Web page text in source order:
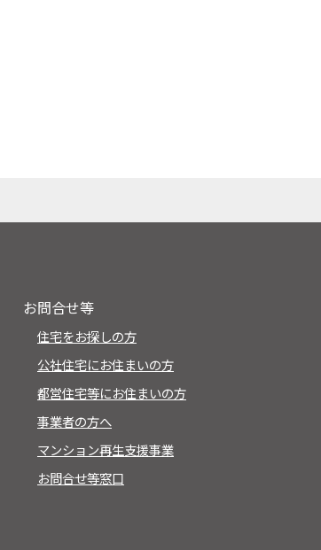
お問合せ等
住宅をお探しの方
公社住宅にお住まいの方
都営住宅等にお住まいの方
事業者の方へ
マンション再生支援事業
お問合せ等窓口